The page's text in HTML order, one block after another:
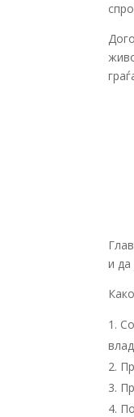
и да